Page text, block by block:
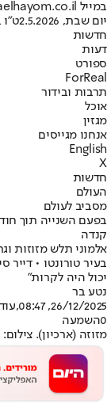
במייל hayom@israelhayom.co.il.
יום שבת, 2.5.2026
ט"ו
חדשות
דעות
ספורט
ForReal
תרבות ובידור
אוכל
מגזין
אנחנו מגייסים
English
X
חדשות
העולם
מסביב לעולם
בפעם השנייה תוך
קנדה
אלמוני תלש מזוזות
בעיר טורונטו • דייר
יכול היה לקרות"
נטע בר
26/12/2025, 08:47
0השמעה
מזוזה (ארכיון).